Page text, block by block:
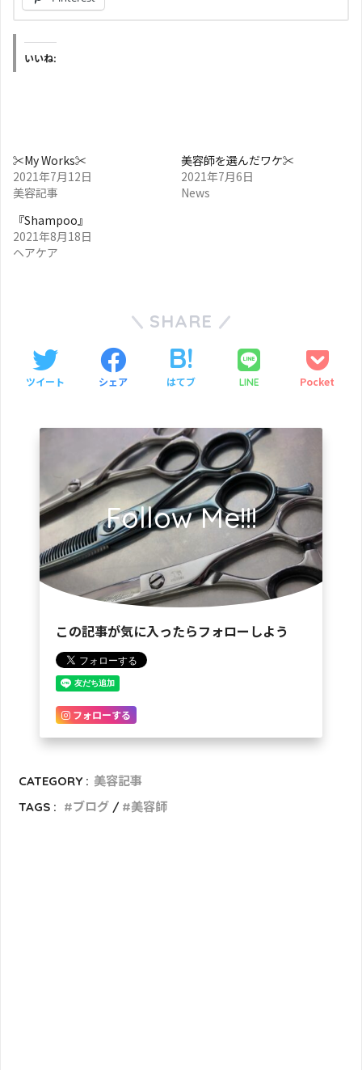
いいね:
✂︎My Works✂︎
2021年7月12日
美容記事
美容師を選んだワケ✂︎
2021年7月6日
News
『Shampoo』
2021年8月18日
ヘアケア
SHARE
ツイート シェア はてブ LINE Pocket
Follow Me!!!
この記事が気に入ったらフォローしよう
フォローする
CATEGORY : 美容記事
TAGS :
ブログ 美容師